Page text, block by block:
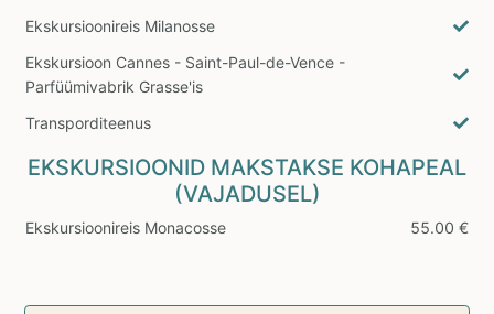
Ekskursioonireis Milanosse
Ekskursioon Cannes - Saint-Paul-de-Vence -
Parfüümivabrik Grasse'is
Transporditeenus
EKSKURSIOONID MAKSTAKSE KOHAPEAL
(VAJADUSEL)
Ekskursioonireis Monacosse 55.00 €